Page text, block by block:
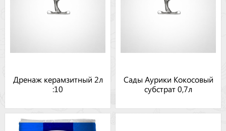
Дренаж керамзитный 2л
:10
Сады Аурики Кокосовый
субстрат 0,7л